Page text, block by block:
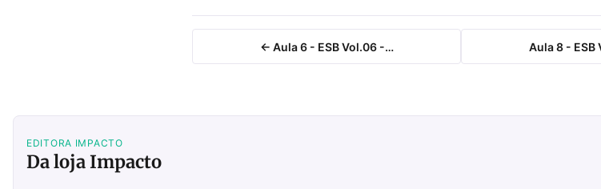
← Aula 6 - ESB Vol.06 -… Aula 8 -
EDITORA IMPACTO
Da loja Impacto